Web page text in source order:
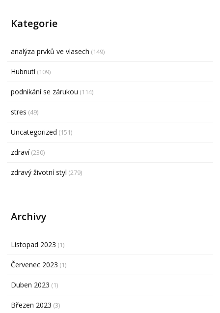
Kategorie
analýza prvků ve vlasech (149)
Hubnutí(109)
podnikání se zárukou (114)
stres (49)
Uncategorized (151)
zdraví(230)
zdravý životní styl (279)
Archivy
Listopad 2023 (1)
Červenec 2023 (1)
Duben 2023 (1)
Březen 2023 (3)